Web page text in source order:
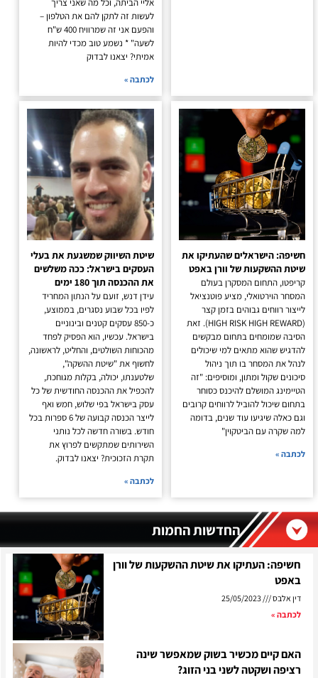
החדשות החמות
חשיפה: העתיקו את שיטת ההשקעות של וורן
באפט
דין אלבס
25/05/2023
לכתבה »
האם קיים מכשיר בשוק שמאפשר שינה
רציפה ושקטה לשני בני הזוג?
לעשות זה לתקן להם את הטלפון –
והפעם אני זה שמרוויח 400 ש"ח
לשעה" * נשמע טוב מכדי להיות
אמיתי? יצאנו לבדוק
לכתבה »
חשיפה: הישראלים שהעתיקו את
שיטת ההשקעות של וורן באפט
קריפטו, התחום המסקרן בעולם
המסחר הוירטואלי, מציע פוטנציאל
לייצור רווחים גבוהים בזמן קצר
(HIGH RISK HIGH REWARD). זאת
הסיבה שמומחים בתחום מבקשים
להדגיש שהוא מתאים למי שיכולים
לנהל את המסחר בו תוך ניהול
סיכונים שקול ומתון, ומוסיפים: "זה
הטיימינג המושלם להיכנס כסוחר
בתחום שיכול להוביל לרווחים קרובים
וגם כאלה שיגיעו עוד שנים, בדומה
למה שקרה עם הביטקוין"
לכתבה »
שיטת השיווק שמשגעת את בעלי
העסקים בישראל: ככה משלשים
את ההכנסה תוך 180 ימים
עידן דנש, זועם על הנתון המחריד
לפיו בכל שבוע נסגרים, בממוצע,
כ-850 עסקים קטנים ובינוניים
בישראל. עכשיו, הוא הפסיק לפחד
מהכוחות השולטים, והחליט, לראשונה,
לחשוף את "שיטת ההשקה",
שלטענתו, יכולה, בקלות מגוחכת,
להכפיל את ההכנסה החודשית של כל
עסק בישראל בפי שלוש, חמש ואף
לייצר הכנסה קבועה של 6 ספרות בכל
חודש. בשורה חדשה לכל נותני
השירותים שמתקשים לפרוץ את
תקרת הזכוכית? יצאנו לבדוק.
לכתבה »